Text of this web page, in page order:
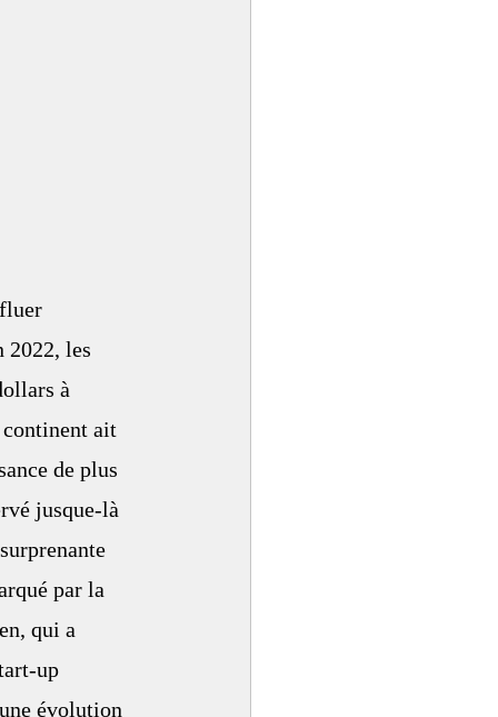
2022, les
à
continent ait
de plus
jusque-là
par la
qui a
up
évolution